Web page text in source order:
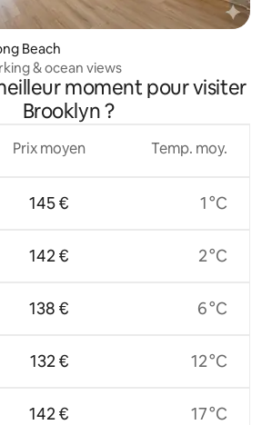
Beach
& ocean views
moment pour visiter
Brooklyn ?
Prix moyen
145 €
142 €
138 €
132 €
142 €
Temp. moy.
1 °C
2 °C
6 °C
12 °C
17 °C